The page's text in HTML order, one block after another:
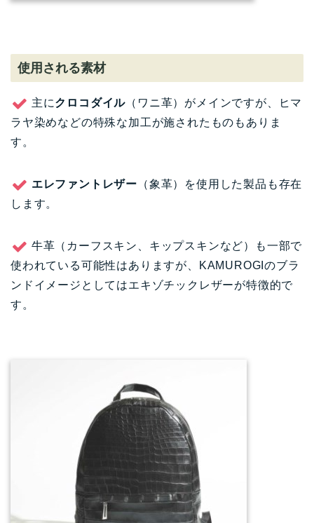
使用される素材
主にクロコダイル （ワニ革）がメインですが、ヒマ
ラヤ染めなどの特殊な加工が施されたものもありま
す。
エレファントレザー （象革）を使用した製品も存在
します。
牛革（カーフスキン、キップスキンなど）も一部で
使われている可能性はありますが、KAMUROGIのブラ
ンドイメージとしてはエキゾチックレザーが特徴的で
す。